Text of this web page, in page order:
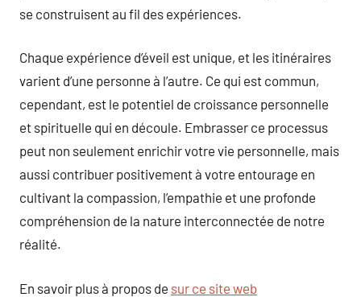
se construisent au fil des expériences.
Chaque expérience d’éveil est unique, et les itinéraires
varient d’une personne à l’autre. Ce qui est commun,
cependant, est le potentiel de croissance personnelle
et spirituelle qui en découle. Embrasser ce processus
peut non seulement enrichir votre vie personnelle, mais
aussi contribuer positivement à votre entourage en
cultivant la compassion, l’empathie et une profonde
compréhension de la nature interconnectée de notre
réalité.
En savoir plus à propos de sur ce site web